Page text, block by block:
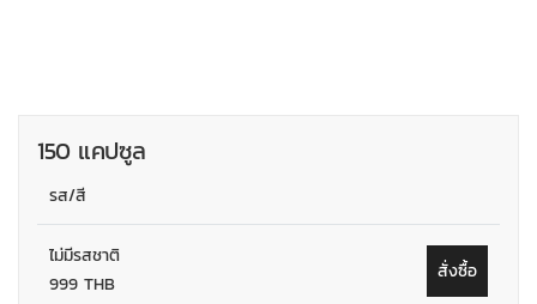
150 แคปซูล
รส/สี
ไม่มีรสชาติ
999 THB
สั่งซื้อ